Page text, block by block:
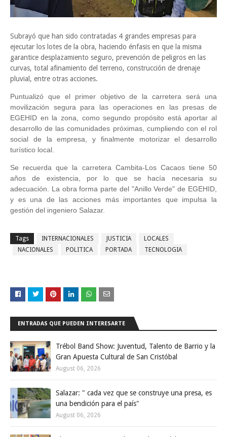
Subrayó que han sido contratadas 4 grandes empresas para
ejecutar los lotes de la obra, haciendo énfasis en que la misma
garantice desplazamiento seguro, prevención de peligros en las
curvas, total afinamiento del terreno, construcción de drenaje
pluvial, entre otras acciones.
Puntualizó que el primer objetivo de la carretera será una
movilización segura para las operaciones en las presas de
EGEHID en la zona, como segundo propósito está aportar al
desarrollo de las comunidades próximas, cumpliendo con el rol
social de la empresa, y finalmente motorizar el desarrollo
turístico local.
Se recuerda que la carretera Cambita-Los Cacaos tiene 50
años de existencia, por lo que se hacía necesaria su
adecuación. La obra forma parte del "Anillo Verde" de EGEHID,
y es una de las acciones más importantes que impulsa la
gestión del ingeniero Salazar.
Tags INTERNACIONALES JUSTICIA
LOCALES
NACIONALES
POLITICA PORTADA TECNOLOGIA
ENTRADAS QUE PUEDEN INTERESARTE
Trébol Band Show: Juventud, Talento de Barrio y la
Gran Apuesta Cultural de San Cristóbal
August 06, 2026
Salazar: " cada vez que se construye una presa, es
una bendición para el país"
August 06, 2026